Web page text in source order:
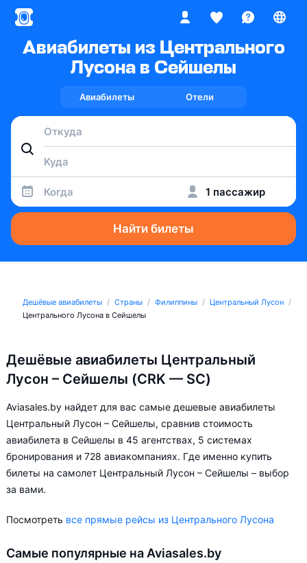
Авиабилеты из Центрального
Лусона в Сейшелы
Авиабилеты Отели
Когда 1 пассажир
Найти билеты
Дешёвые авиабилеты Страны Филиппины
Центральный Лусон
Центрального Лусона в Сейшелы
Дешёвые авиабилеты Центральный
Лусон – Сейшелы (CRK — SC)
Aviasales.by найдет для вас самые дешевые авиабилеты
Центральный Лусон – Сейшелы, сравнив стоимость
авиабилета в Сейшелы в 45 агентствах, 5 системах
бронирования и 728 авиакомпаниях. Где именно купить
билеты на самолет Центральный Лусон – Сейшелы – выбор
за вами.
Посмотреть все прямые рейсы из Центрального Лусона
Самые популярные на Aviasales.by